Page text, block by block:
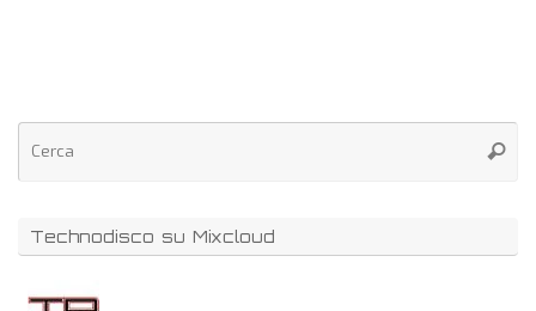
Technodisco su Mixcloud